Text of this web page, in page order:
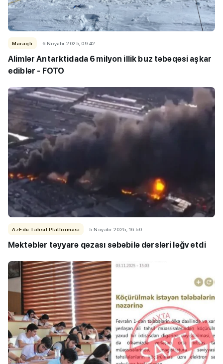
Maraqlı 6 Noyabr 2025, 09:42
Alimlər Antarktidada 6 milyon illik buz təbəqəsi aşkar
ediblər - FOTO
AzEdu Təhsil Platforması 5 Noyabr 2025, 16:50
Məktəblər təyyarə qəzası səbəbilə dərsləri ləğv etdi